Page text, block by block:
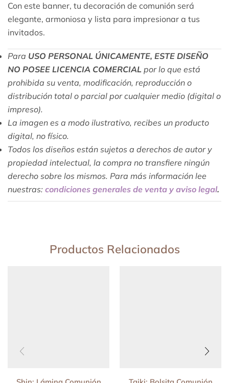
Con este banner, tu decoración de comunión será
elegante, armoniosa y lista para impresionar a tus
invitados.
Para USO PERSONAL ÚNICAMENTE, ESTE DISEÑO
NO POSEE LICENCIA COMERCIAL por lo que está
prohibida su venta, modificación, reproducción o
distribución total o parcial por cualquier medio (digital o
impreso).
La imagen es a modo ilustrativo, recibes un producto
digital, no físico.
Todos los diseños están sujetos a derechos de autor y
propiedad intelectual, la compra no transfiere ningún
derecho sobre los mismos. Para más información lee
nuestras: condiciones generales de venta y aviso legal.
Productos Relacionados